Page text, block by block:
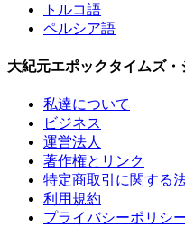
トルコ語
ペルシア語
大紀元エポックタイムズ・
私達について
ビジネス
運営法人
著作権とリンク
特定商取引に関する
利用規約
プライバシーポリシ